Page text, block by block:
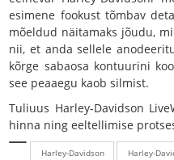
esimene fookust tõmbav
mõeldud näitamaks jõudu,
nii, et anda sellele
kõrge sabaosa kontuurini
see peaaegu kaob silmist.
Tuliuus Harley-Davidson
hinna ning eeltellimise
Harley-Davidson Harley-